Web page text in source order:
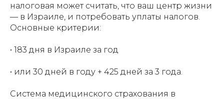
налоговая может считать, что ваш центр жизни
— в Израиле, и потребовать уплаты налогов.
Основные критерии:
• 183 дня в Израиле за год
• или 30 дней в году + 425 дней за 3 года.
Система медицинского страхования в